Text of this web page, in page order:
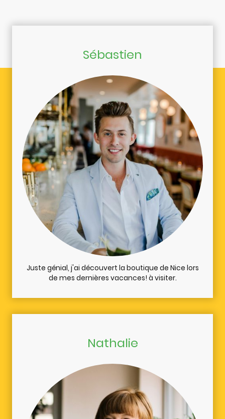
Sébastien
Juste génial, j'ai découvert la boutique de Nice lors
de mes dernières vacances! à visiter.
Nathalie